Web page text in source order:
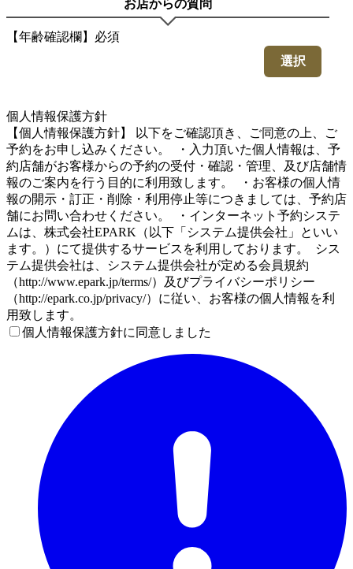
お店からの質問
【年齢確認欄】 必須
選択
個人情報保護方針
【個人情報保護方針】 以下をご確認頂き、ご同意の上、ご
予約をお申し込みください。 ・入力頂いた個人情報は、予
約店舗がお客様からの予約の受付・確認・管理、及び店舗情
報のご案内を行う目的に利用致します。 ・お客様の個人情
報の開示・訂正・削除・利用停止等につきましては、予約店
舗にお問い合わせください。 ・インターネット予約システ
ムは、株式会社EPARK（以下「システム提供会社」といい
ます。）にて提供するサービスを利用しております。 シス
テム提供会社は、システム提供会社が定める会員規約
（http://www.epark.jp/terms/）及びプライバシーポリシー
（http://epark.co.jp/privacy/）に従い、お客様の個人情報を利
用致します。
個人情報保護方針に同意しました